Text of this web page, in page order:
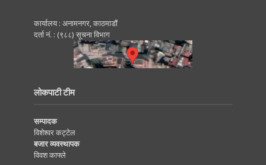
कार्यालय : अनामनगर, काठमाडाैं
दर्ता नं. : (९८८) सूचना विभाग
लोकपाटी टीम
सम्पादक
विशेश्वर कट्टेल
बजार व्यवस्थापक
विवश काफ्ले